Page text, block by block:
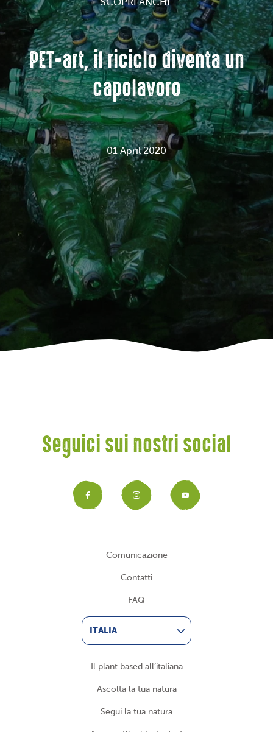
SCOPRI ANCHE
PET-art, il riciclo diventa un
capolavoro
01 April 2020
Seguici sui nostri social
Facebook
Instagram
Comunicazione
Contatti
FAQ
ITALIA
Il plant based all’italiana
Ascolta la tua natura
Segui la tua natura